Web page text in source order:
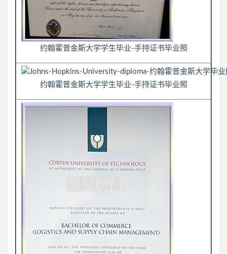
约翰霍普金斯大学学生毕业-手持证书毕业照
约翰霍普金斯大学学生毕业-手持证书毕业照